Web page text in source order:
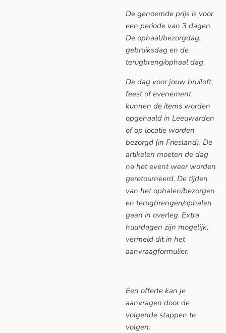
De genoemde prijs is voor
een periode van 3 dagen.
De ophaal/bezorgdag,
gebruiksdag en de
terugbreng/ophaal dag.
De dag voor jouw bruiloft,
feest of evenement
kunnen de items worden
opgehaald in Leeuwarden
of op locatie worden
bezorgd (in Friesland). De
artikelen moeten de dag
na het event weer worden
geretourneerd. De tijden
van het ophalen/bezorgen
en terugbrengen/ophalen
gaan in overleg. Extra
huurdagen zijn mogelijk,
vermeld dit in het
aanvraagformulier.
Een offerte kan je
aanvragen door de
volgende stappen te
volgen: